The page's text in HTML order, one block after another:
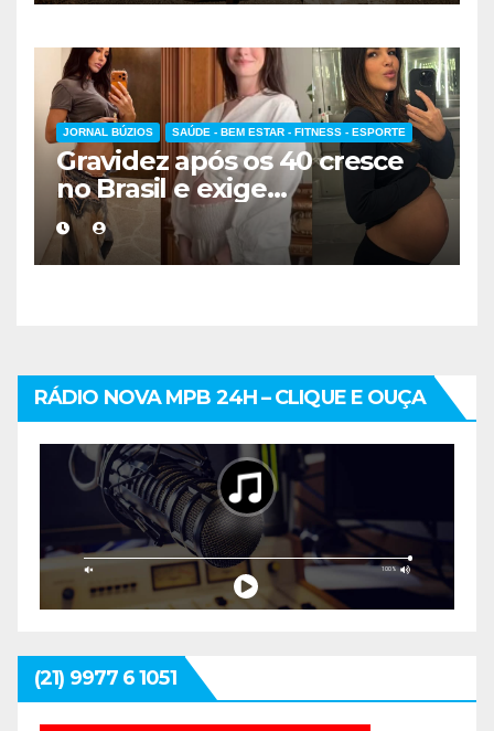
JORNAL BÚZIOS SAÚDE - BEM ESTAR - FITNESS - ESPORTE
Gravidez após os 40 cresce
no Brasil e exige
acompanhamento médico
mais cuidadoso
RÁDIO NOVA MPB 24H – CLIQUE E OUÇA
(21) 9977 6 1051